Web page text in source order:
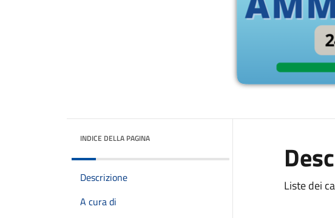
INDICE DELLA PAGINA
Descrizione
A cura di
Liste dei